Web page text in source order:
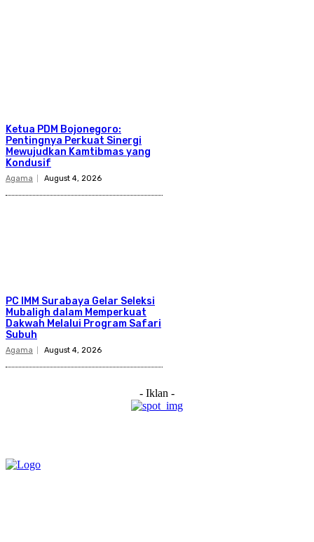
Ketua PDM Bojonegoro:
Pentingnya Perkuat Sinergi
Mewujudkan Kamtibmas yang
Kondusif
Agama August 4, 2026
PC IMM Surabaya Gelar Seleksi
Mubaligh dalam Memperkuat
Dakwah Melalui Program Safari
Subuh
Agama August 4, 2026
- Iklan -